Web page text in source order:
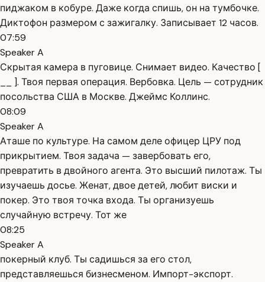
пиджаком в кобуре. Даже когда спишь, он на тумбочке.
Диктофон размером с зажигалку. Записывает 12 часов.
07:59
Speaker A
Скрытая камера в пуговице. Снимает видео. Качество [
__ ]. Твоя первая операция. Вербовка. Цель — сотрудник
посольства США в Москве. Джеймс Коллинс.
08:09
Speaker A
Аташе по культуре. На самом деле офицер ЦРУ под
прикрытием. Твоя задача — завербовать его,
превратить в двойного агента. Это высший пилотаж. Ты
изучаешь досье. Женат, двое детей, любит виски и
покер. Это твоя точка входа. Ты организуешь
случайную встречу. Тот же
08:25
Speaker A
покерный клуб. Ты садишься за его стол,
представляешься бизнесменом. Импорт-экспорт.